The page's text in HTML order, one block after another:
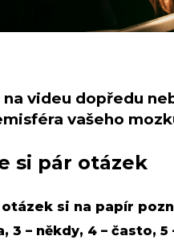
videu dopředu
vašeho
si pár otázek
si na papír
3 – někdy, 4 – často,